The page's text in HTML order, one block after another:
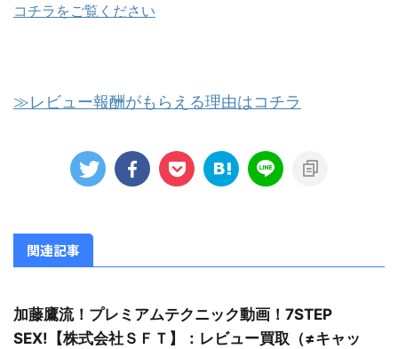
コチラをご覧ください
≫レビュー報酬がもらえる理由はコチラ
関連記事
加藤鷹流！プレミアムテクニック動画！7STEP
SEX!【株式会社ＳＦＴ】：レビュー買取（≠キャッ